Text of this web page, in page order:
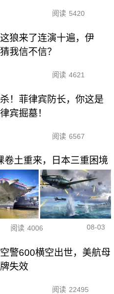
阅读 5420
狼来了连演十遍，伊
我信不信？
阅读 4621
！菲律宾防长，你这是
宾掘墓！
阅读 6567
卷土重来，日本三重困境
阅读 4006 08-03
警600横空出世，美航母
失效
阅读 22495